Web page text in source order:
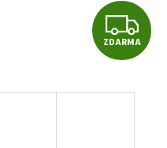
Z
D
ZDARMA